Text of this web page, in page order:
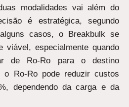
modalidades vai além do
é estratégica, segundo
casos, o Breakbulk se
viável, especialmente quando
de Ro-Ro para o destino
o Ro-Ro pode reduzir custos
dependendo da carga e da